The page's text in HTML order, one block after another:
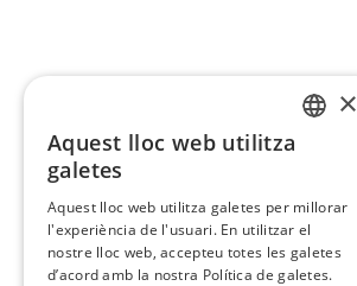
×
Aquest lloc web utilitza
galetes
Aquest lloc web utilitza galetes per millorar
l'experiència de l'usuari. En utilitzar el
nostre lloc web, accepteu totes les galetes
d’acord amb la nostra Política de galetes.